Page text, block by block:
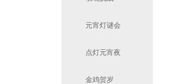
元宵灯谜会
点灯元宵夜
金鸡贺岁